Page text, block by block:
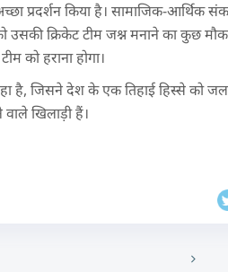
प्रदर्शन किया है। सामाजिक-
क्रिकेट टीम जश्न मनाने का कुछ
को हराना होगा।
है, जिसने देश के एक तिहाई हिस्से को
खिलाड़ी हैं।